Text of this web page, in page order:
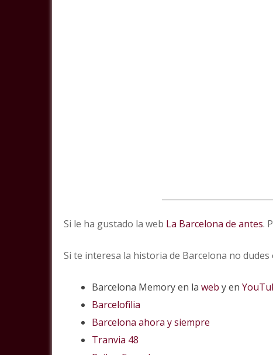
Si le ha gustado la web La Barcelona de antes.
Si te interesa la historia de Barcelona no
Barcelona Memory en la web y en
Barcelofilia
Barcelona ahora y siempre
Tranvia 48